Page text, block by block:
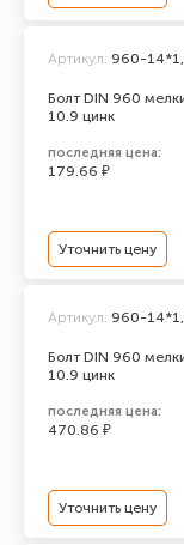
Болт DIN 960
10.9 цинк
Артикул: 960-
последняя цена:
179.66 ₽
Уточнить цену
Болт DIN 960
10.9 цинк
Артикул: 960-
последняя цена:
470.86 ₽
Уточнить цену